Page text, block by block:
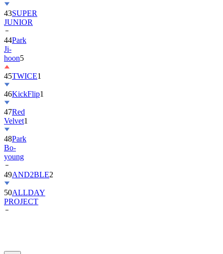
43SUPER
JUNIOR
44Park
Ji-
hoon5
45TWICE1
46KickFlip1
47Red
Velvet1
48Park
Bo-
young
49AND2BLE2
50ALLDAY
PROJECT